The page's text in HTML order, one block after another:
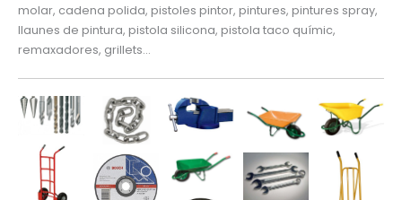
molar, cadena polida, pistoles pintor, pintures, pintures spray,
llaunes de pintura, pistola silicona, pistola taco químic,
remaxadores, grillets…